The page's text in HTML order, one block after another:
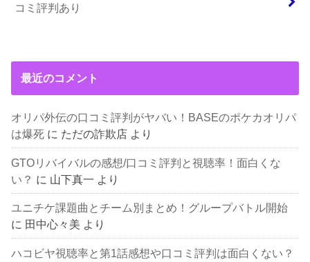
コミ評判あり
最近のコメント
オリパ外伝の口コミ評判がヤバい！BASEのポケカオリパ
は爆死 に ただの詐欺店 より
GTOリバイバルの感想/口コミ評判と視聴率！面白くな
い？ に 山下真一 より
ユニチケ課題曲とチーム別まとめ！グループバトル開始
に 田中心々美 より
ハコビヤ視聴率と第1話感想や口コミ評判は面白くない？